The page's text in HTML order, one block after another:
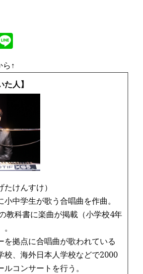
m
e
↑
人】
けんすけ）
中学生が歌う合唱曲を作曲。
教科書に楽曲が掲載（小学校4年
を拠点に合唱曲が歌われている
校、海外日本人学校などで2000
コンサートを行う。